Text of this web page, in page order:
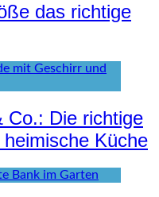
das richtige
Co.: Die richtige
Küche